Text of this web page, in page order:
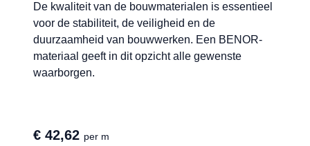
De kwaliteit van de bouwmaterialen is essentieel
voor de stabiliteit, de veiligheid en de
duurzaamheid van bouwwerken. Een BENOR-
materiaal geeft in dit opzicht alle gewenste
waarborgen.
€ 42,62 per m